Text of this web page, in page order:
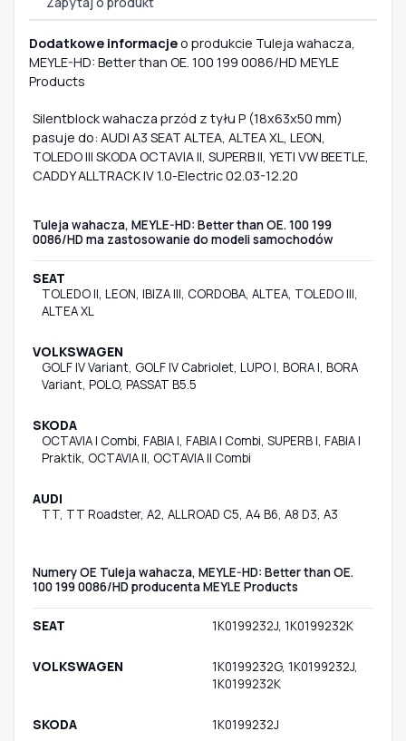
Dodatkowe informacjeo produkcie Tuleja wahacza,
MEYLE-HD: Better than OE. 100 199 0086/HD MEYLE
Products
Silentblock wahacza przód z tyłu P (18x63x50 mm)
pasuje do: AUDI A3 SEAT ALTEA, ALTEA XL, LEON,
TOLEDO III SKODA OCTAVIA II, SUPERB II, YETI VW BEETLE,
CADDY ALLTRACK IV 1.0-Electric 02.03-12.20
Tuleja wahacza, MEYLE-HD: Better than OE. 100 199
0086/HD ma zastosowanie do modeli samochodów
SEAT
TOLEDO II, LEON, IBIZA III, CORDOBA, ALTEA, TOLEDO III,
ALTEA XL
VOLKSWAGEN
GOLF IV Variant, GOLF IV Cabriolet, LUPO I, BORA I, BORA
Variant, POLO, PASSAT B5.5
SKODA
OCTAVIA I Combi, FABIA I, FABIA I Combi, SUPERB I, FABIA I
Praktik, OCTAVIA II, OCTAVIA II Combi
AUDI
TT, TT Roadster, A2, ALLROAD C5, A4 B6, A8 D3, A3
Numery OE Tuleja wahacza, MEYLE-HD: Better than OE.
100 199 0086/HD producenta MEYLE Products
SEAT 1K0199232J, 1K0199232K
VOLKSWAGEN
1K0199232G, 1K0199232J,
1K0199232K
SKODA 1K0199232J